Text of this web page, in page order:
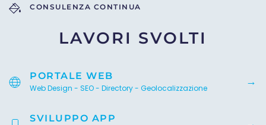
CONSULENZA CONTINUA
LAVORI SVOLTI
PORTALE WEB
Web Design - SEO - Directory - Geolocalizzazione
SVILUPPO APP